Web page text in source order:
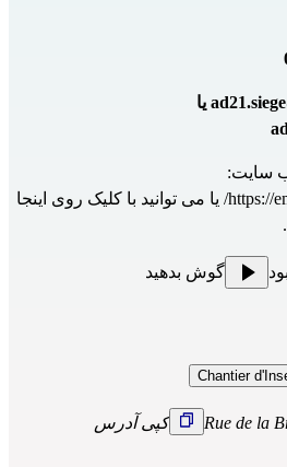
ad21.siege@restosducoeur.org یا
سایت:
https:// یا می توانید با کلیک روی اینجا
گوش بدهید
Chantier
کپی آدرس